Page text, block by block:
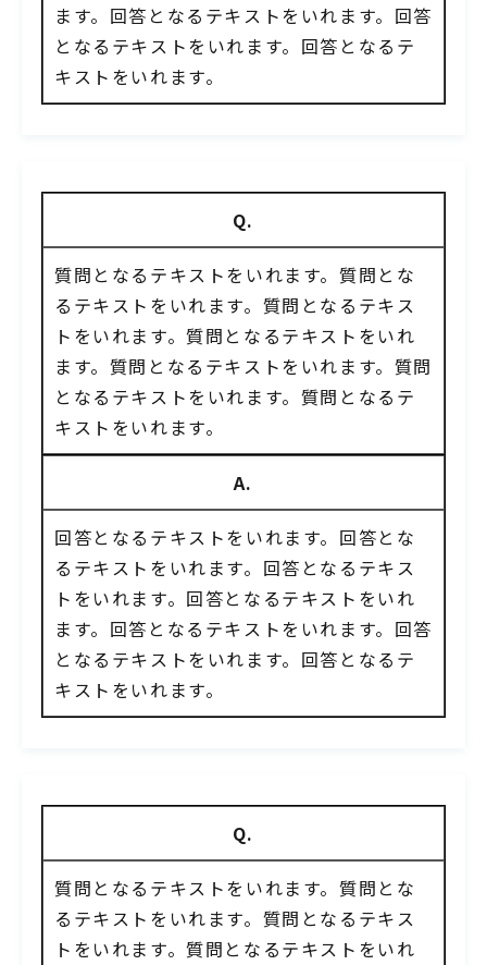
ます。回答となるテキストをいれます。回答
となるテキストをいれます。回答となるテ
キストをいれます。
Q.
質問となるテキストをいれます。質問とな
るテキストをいれます。質問となるテキス
トをいれます。質問となるテキストをいれ
ます。質問となるテキストをいれます。質問
となるテキストをいれます。質問となるテ
キストをいれます。
A.
回答となるテキストをいれます。回答とな
るテキストをいれます。回答となるテキス
トをいれます。回答となるテキストをいれ
ます。回答となるテキストをいれます。回答
となるテキストをいれます。回答となるテ
キストをいれます。
Q.
質問となるテキストをいれます。質問とな
るテキストをいれます。質問となるテキス
トをいれます。質問となるテキストをいれ